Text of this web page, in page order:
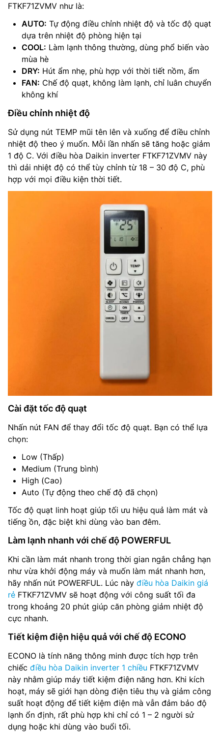
FTKF71ZVMV như là:
AUTO: Tự động điều chỉnh nhiệt độ và tốc độ quạt
dựa trên nhiệt độ phòng hiện tại
COOL: Làm lạnh thông thường, dùng phổ biến vào
mùa hè
DRY: Hút ẩm nhẹ, phù hợp với thời tiết nồm, ẩm
FAN: Chế độ quạt, không làm lạnh, chỉ luân chuyển
không khí
Điều chỉnh nhiệt độ
Sử dụng nút TEMP mũi tên lên và xuống để điều chỉnh
nhiệt độ theo ý muốn. Mỗi lần nhấn sẽ tăng hoặc giảm
1 độ C. Với điều hòa Daikin inverter FTKF71ZVMV này
thì dải nhiệt độ có thể tùy chỉnh từ 18 – 30 độ C, phù
hợp với mọi điều kiện thời tiết.
Cài đặt tốc độ quạt
Nhấn nút FAN để thay đổi tốc độ quạt. Bạn có thể lựa
chọn:
Low (Thấp)
Medium (Trung bình)
High (Cao)
Auto (Tự động theo chế độ đã chọn)
Tốc độ quạt linh hoạt giúp tối ưu hiệu quả làm mát và
tiếng ồn, đặc biệt khi dùng vào ban đêm.
Làm lạnh nhanh với chế độ POWERFUL
Khi cần làm mát nhanh trong thời gian ngắn chẳng hạn
như vừa khởi động máy và muốn làm mát nhanh hơn,
hãy nhấn nút POWERFUL. Lúc này điều hòa Daikin giá
rẻ FTKF71ZVMV sẽ hoạt động với công suất tối đa
trong khoảng 20 phút giúp căn phòng giảm nhiệt độ
cực nhanh.
Tiết kiệm điện hiệu quả với chế độ ECONO
ECONO là tính năng thông minh được tích hợp trên
chiếc điều hòa Daikin inverter 1 chiều FTKF71ZVMV
này nhằm giúp máy tiết kiệm điện năng hơn. Khi kích
hoạt, máy sẽ giới hạn dòng điện tiêu thụ và giảm công
suất hoạt động để tiết kiệm điện mà vẫn đảm bảo độ
lạnh ổn định, rất phù hợp khi chỉ có 1 – 2 người sử
dụng hoặc khi dùng vào buổi tối.